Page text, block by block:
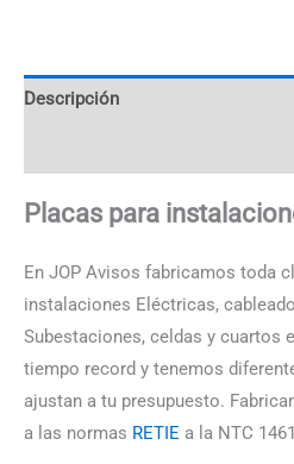
Descripción
Placas para
En JOP Avisos fabricamos toda
instalaciones Eléctricas,
Subestaciones, celdas y cuartos
tiempo record y tenemos
ajustan a tu presupuesto.
a las normas RETIE a la NTC